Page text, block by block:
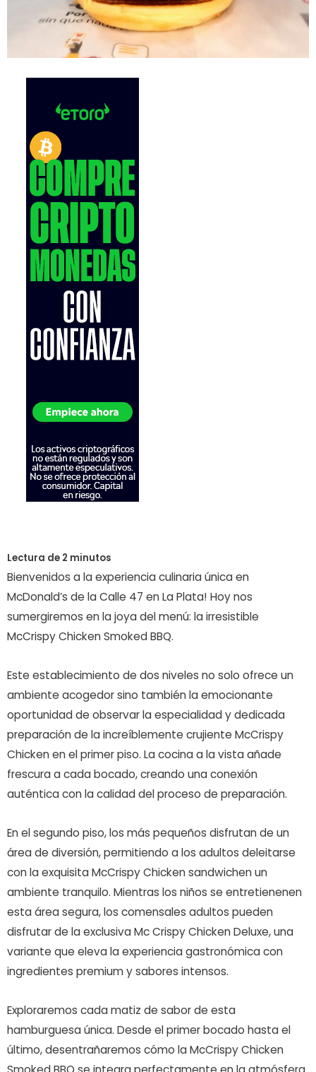
Bienvenidos a la experiencia culinaria única en
McDonald’s de la Calle 47 en La Plata! Hoy nos
sumergiremos en la joya del menú: la irresistible
McCrispy Chicken Smoked BBQ.
Este establecimiento de dos niveles no solo ofrece un
ambiente acogedor sino también la emocionante
oportunidad de observar la especialidad y dedicada
preparación de la increíblemente crujiente McCrispy
Chicken en el primer piso. La cocina a la vista añade
frescura a cada bocado, creando una conexión
auténtica con la calidad del proceso de preparación.
En el segundo piso, los más pequeños disfrutan de un
área de diversión, permitiendo a los adultos deleitarse
con la exquisita McCrispy Chicken sandwichen un
ambiente tranquilo. Mientras los niños se entretienenen
esta área segura, los comensales adultos pueden
disfrutar de la exclusiva Mc Crispy Chicken Deluxe, una
variante que eleva la experiencia gastronómica con
ingredientes premium y sabores intensos.
Exploraremos cada matiz de sabor de esta
hamburguesa única. Desde el primer bocado hasta el
último, desentrañaremos cómo la McCrispy Chicken